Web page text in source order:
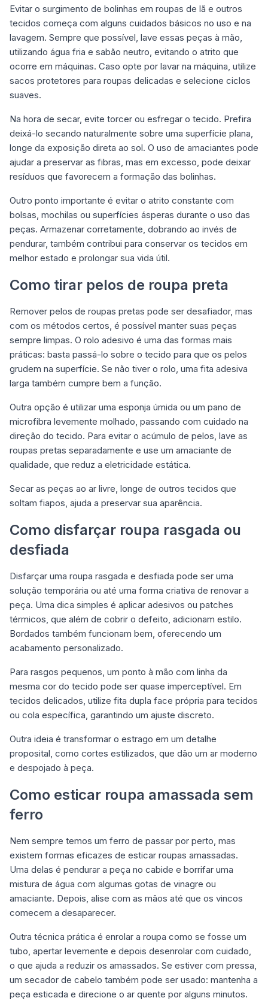
Evitar o surgimento de bolinhas em roupas de lã e outros
tecidos começa com alguns cuidados básicos no uso e na
lavagem. Sempre que possível, lave essas peças à mão,
utilizando água fria e sabão neutro, evitando o atrito que
ocorre em máquinas. Caso opte por lavar na máquina, utilize
sacos protetores para roupas delicadas e selecione ciclos
suaves.
Na hora de secar, evite torcer ou esfregar o tecido. Prefira
deixá-lo secando naturalmente sobre uma superfície plana,
longe da exposição direta ao sol. O uso de amaciantes pode
ajudar a preservar as fibras, mas em excesso, pode deixar
resíduos que favorecem a formação das bolinhas.
Outro ponto importante é evitar o atrito constante com
bolsas, mochilas ou superfícies ásperas durante o uso das
peças. Armazenar corretamente, dobrando ao invés de
pendurar, também contribui para conservar os tecidos em
melhor estado e prolongar sua vida útil.
Como tirar pelos de roupa preta
Remover pelos de roupas pretas pode ser desafiador, mas
com os métodos certos, é possível manter suas peças
sempre limpas. O rolo adesivo é uma das formas mais
práticas: basta passá-lo sobre o tecido para que os pelos
grudem na superfície. Se não tiver o rolo, uma fita adesiva
larga também cumpre bem a função.
Outra opção é utilizar uma esponja úmida ou um pano de
microfibra levemente molhado, passando com cuidado na
direção do tecido. Para evitar o acúmulo de pelos, lave as
roupas pretas separadamente e use um amaciante de
qualidade, que reduz a eletricidade estática.
Secar as peças ao ar livre, longe de outros tecidos que
soltam fiapos, ajuda a preservar sua aparência.
Como disfarçar roupa rasgada ou
desfiada
Disfarçar uma roupa rasgada e desfiada pode ser uma
solução temporária ou até uma forma criativa de renovar a
peça. Uma dica simples é aplicar adesivos ou patches
térmicos, que além de cobrir o defeito, adicionam estilo.
Bordados também funcionam bem, oferecendo um
acabamento personalizado.
Para rasgos pequenos, um ponto à mão com linha da
mesma cor do tecido pode ser quase imperceptível. Em
tecidos delicados, utilize fita dupla face própria para tecidos
ou cola específica, garantindo um ajuste discreto.
Outra ideia é transformar o estrago em um detalhe
proposital, como cortes estilizados, que dão um ar moderno
e despojado à peça.
Como esticar roupa amassada sem
ferro
Nem sempre temos um ferro de passar por perto, mas
existem formas eficazes de esticar roupas amassadas.
Uma delas é pendurar a peça no cabide e borrifar uma
mistura de água com algumas gotas de vinagre ou
amaciante. Depois, alise com as mãos até que os vincos
comecem a desaparecer.
Outra técnica prática é enrolar a roupa como se fosse um
tubo, apertar levemente e depois desenrolar com cuidado,
o que ajuda a reduzir os amassados. Se estiver com pressa,
um secador de cabelo também pode ser usado: mantenha a
peça esticada e direcione o ar quente por alguns minutos.